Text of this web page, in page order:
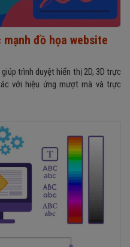
đồ họa website
trình duyệt hiển thị 2D, 3D trực
với hiệu ứng mượt mà và trực